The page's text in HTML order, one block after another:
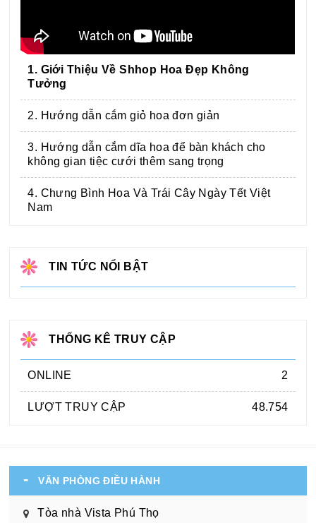
1. Giới Thiệu Về Shhop Hoa Đẹp Không
Tưởng
2. Hướng dẫn cắm giỏ hoa đơn giản
3. Hướng dẫn cắm dĩa hoa để bàn khách cho
không gian tiệc cưới thêm sang trọng
4. Chưng Bình Hoa Và Trái Cây Ngày Tết Việt
Nam
TIN TỨC NỔI BẬT
THỐNG KÊ TRUY CẬP
ONLINE 2
LƯỢT TRUY CẬP 48.754
VĂN PHÒNG ĐIỀU HÀNH
Tòa nhà Vista Phú Thọ